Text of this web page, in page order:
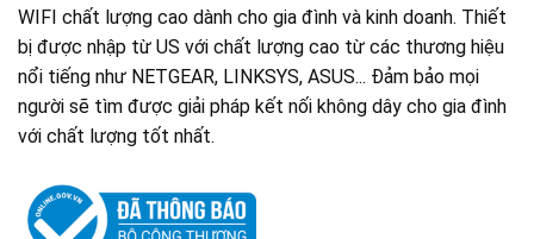
WIFI chất lượng cao dành cho gia đình và kinh doanh. Thiết
bị được nhập từ US với chất lượng cao từ các thương hiệu
nổi tiếng như NETGEAR, LINKSYS, ASUS... Đảm bảo mọi
người sẽ tìm được giải pháp kết nối không dây cho gia đình
với chất lượng tốt nhất.